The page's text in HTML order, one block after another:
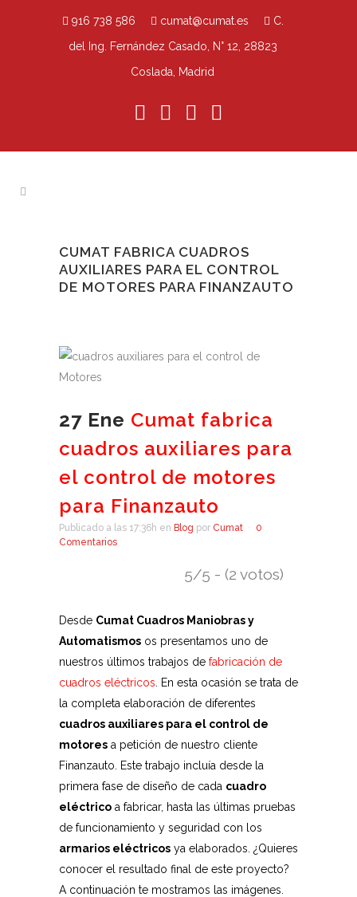
916 738 586 cumat@cumat.es
C.
del Ing. Fernández Casado, N° 12, 28823
Coslada, Madrid
CUMAT FABRICA CUADROS
AUXILIARES PARA EL CONTROL
DE MOTORES PARA FINANZAUTO
27 Ene Cumat fabrica
cuadros auxiliares para
el control de motores
para Finanzauto
Publicado a las 17:36h en Blog por Cumat
0
Comentarios
5/5 - (2 votos)
Desde Cumat Cuadros Maniobras y
Automatismos os presentamos uno de
nuestros últimos trabajos de fabricación de
cuadros eléctricos . En esta ocasión se trata de
la completa elaboración de diferentes
cuadros auxiliares para el control de
motores a petición de nuestro cliente
Finanzauto. Este trabajo incluía desde la
primera fase de diseño de cada cuadro
eléctrico a fabricar, hasta las últimas pruebas
de funcionamiento y seguridad con los
armarios eléctricos ya elaborados. ¿Quieres
conocer el resultado final de este proyecto?
A continuación te mostramos las imágenes.